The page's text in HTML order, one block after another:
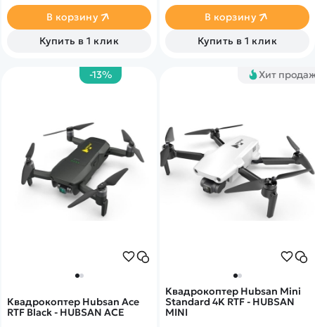
грамм
В корзину
Купить в 1 клик
В корзину
Купить в 1 клик
-13%
Квадрокоптер Hubsan Ace
RTF Black - HUBSAN ACE
Хит
Квадрокоптер Hubsan Mini
Standard 4K RTF - HUBSAN
MINI